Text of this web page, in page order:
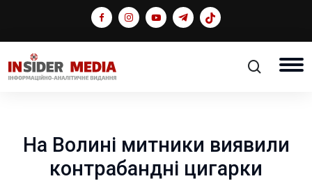
На Волині митники виявили
контрабандні цигарки